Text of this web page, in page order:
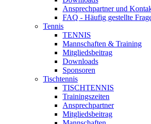
Ansprechpartner und
FAQ - Häufig gestellte
Tennis
TENNIS
Mannschaften & Training
Mitgliedsbeitrag
Downloads
Sponsoren
Tischtennis
TISCHTENNIS
Trainingszeiten
Ansprechpartner
Mitgliedsbeitrag